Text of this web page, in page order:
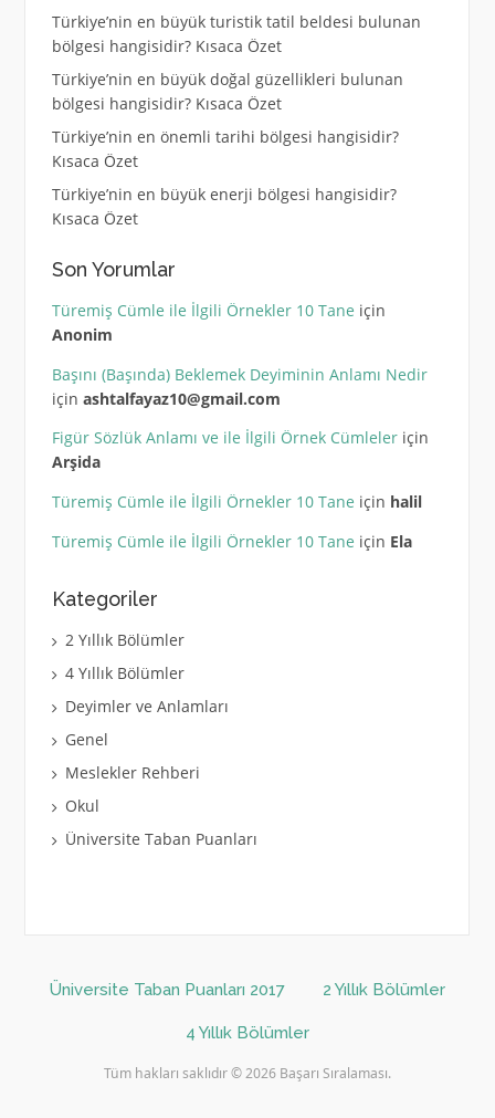
Türkiye’nin en büyük turistik tatil beldesi bulunan
bölgesi hangisidir? Kısaca Özet
Türkiye’nin en büyük doğal güzellikleri bulunan
bölgesi hangisidir? Kısaca Özet
Türkiye’nin en önemli tarihi bölgesi hangisidir?
Kısaca Özet
Türkiye’nin en büyük enerji bölgesi hangisidir?
Kısaca Özet
Son Yorumlar
Türemiş Cümle ile İlgili Örnekler 10 Tane için
Anonim
Başını (Başında) Beklemek Deyiminin Anlamı Nedir
için ashtalfayaz10@gmail.com
Figür Sözlük Anlamı ve ile İlgili Örnek Cümleleriçin
Arşida
Türemiş Cümle ile İlgili Örnekler 10 Tane için halil
Türemiş Cümle ile İlgili Örnekler 10 Tane için Ela
Kategoriler
2 Yıllık Bölümler
4 Yıllık Bölümler
Deyimler ve Anlamları
Genel
Meslekler Rehberi
Okul
Üniversite Taban Puanları
Üniversite Taban Puanları 2017 2 Yıllık Bölümler
4 Yıllık Bölümler
Tüm hakları saklıdır © 2026 Başarı Sıralaması.